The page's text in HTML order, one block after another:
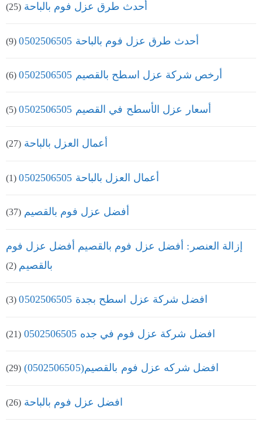
أحدث طرق عزل فوم بالباحة (25)
أحدث طرق عزل فوم بالباحة 0502506505 (9)
أرخص شركة عزل اسطح بالقصيم 0502506505 (6)
أسعار عزل الأسطح في القصيم 0502506505 (5)
أعمال العزل بالباحة (27)
أعمال العزل بالباحة 0502506505 (1)
أفضل عزل فوم بالقصيم (37)
إزالة العنصر: أفضل عزل فوم بالقصيم أفضل عزل فوم
بالقصيم (2)
افضل شركة عزل اسطح بجدة 0502506505 (3)
افضل شركة عزل فوم في جده 0502506505 (21)
افضل شركه عزل فوم بالقصيم(0502506505) (29)
افضل عزل فوم بالباحة (26)